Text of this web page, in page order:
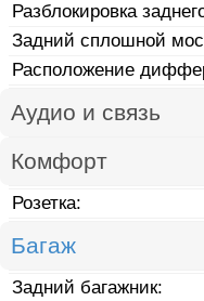
Разблокировка
Задний сплошной
Расположение
Аудио и связь
Комфорт
Розетка:
Багаж
Задний багажник: